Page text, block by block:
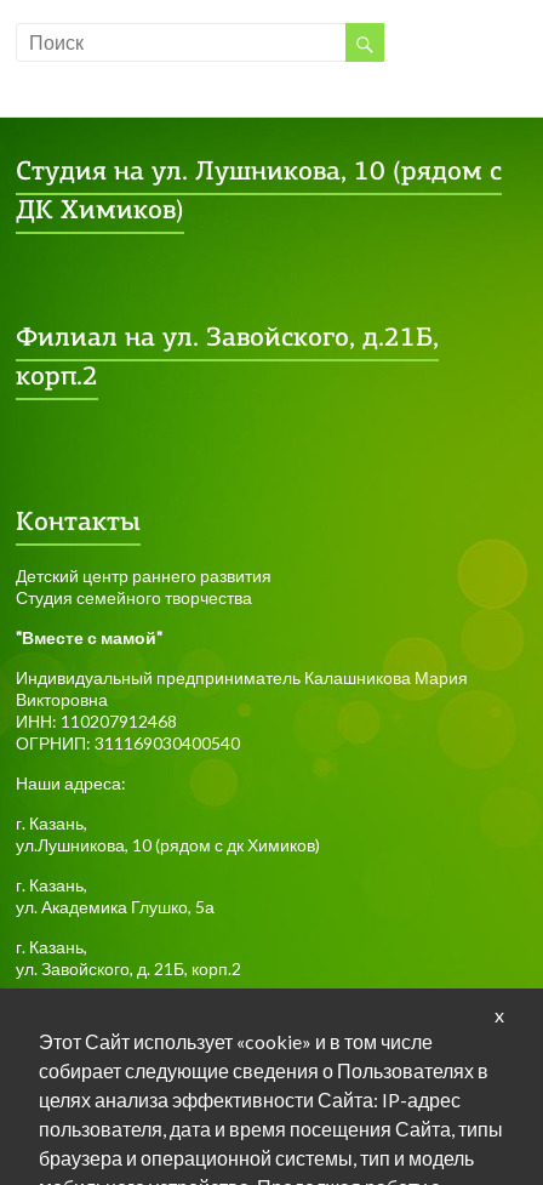
Студия на ул. Лушникова, 10 (рядом с
ДК Химиков)
Филиал на ул. Завойского, д.21Б,
корп.2
Контакты
Детский центр раннего развития
Студия семейного творчества
"Вместе с мамой"
Индивидуальный предприниматель Калашникова Мария
Викторовна
ИНН: 110207912468
ОГРНИП: 311169030400540
Наши адреса:
г. Казань,
ул.Лушникова, 10(рядом с дк Химиков)
г. Казань,
ул. Академика Глушко, 5а
г. Казань,
ул. Завойского, д. 21Б, корп.2
Тел:+7-917-918-85-16
Задать вопрос о занятиях в TG
Задать вопрос о занятиях в Max
x
Этот Сайт использует «cookie» и в том числе
собирает следующие сведения о Пользователях в
целях анализа эффективности Сайта: IP-адрес
пользователя, дата и время посещения Сайта, типы
браузера и операционной системы, тип и модель